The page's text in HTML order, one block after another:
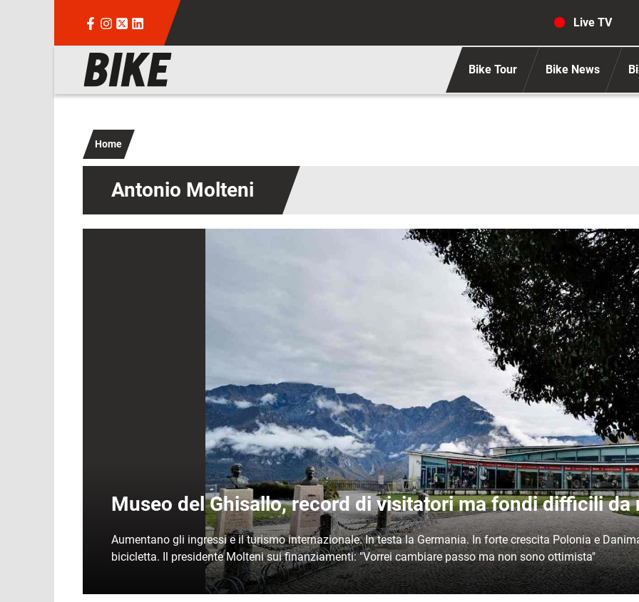
Live TV
Navigazione principale Bike Tour Bike News
Home
Antonio Molteni
Museo del Ghisallo, record di visitatori ma fondi difficili da
Aumentano gli ingressi e il turismo internazionale. In testa la Germania. In forte crescita Polonia e
bicicletta. Il presidente Molteni sui finanziamenti: "Vorrei cambiare passo ma non sono ottimista"